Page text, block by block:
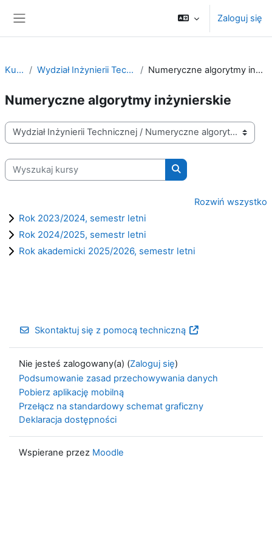
Zaloguj się
Kursy Wydział Inżynierii Technicznej Numeryczne algorytmy inżynierskie
Numeryczne algorytmy inżynierskie
Kategorie kursów
Wyszukaj kursy
Wyszukaj kursy
Rozwiń wszystko
Rok 2023/2024, semestr letni
Rok 2024/2025, semestr letni
Rok akademicki 2025/2026, semestr letni
Skontaktuj się z pomocą techniczną
Nie jesteś zalogowany(a) (Zaloguj się)
Podsumowanie zasad przechowywania danych
Pobierz aplikację mobilną
Przełącz na standardowy schemat graficzny
Deklaracja dostępności
Wspierane przez Moodle